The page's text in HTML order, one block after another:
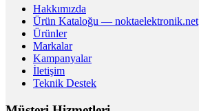
Hakkımızda
Ürün Kataloğu — noktaelektronik.net
Ürünler
Markalar
Kampanyalar
İletişim
Teknik Destek